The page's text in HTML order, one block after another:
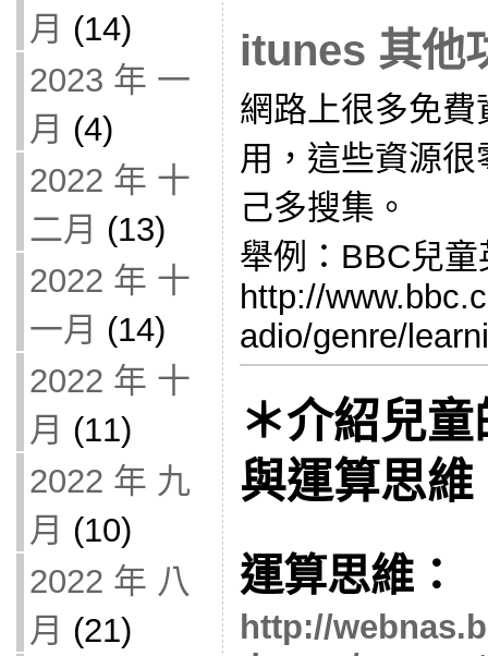
月 (14)
2023 年 一
月 (4)
2022 年 十
二月 (13)
2022 年 十
一月 (14)
2022 年 十
月 (11)
2022 年 九
月 (10)
2022 年 八
月 (21)
itunes 其他
網路上很多免
用，這些資源
己多搜集。
舉例：BBC兒
http://
adio/genre/
＊介紹兒
與運算思維
運算思維：
http://